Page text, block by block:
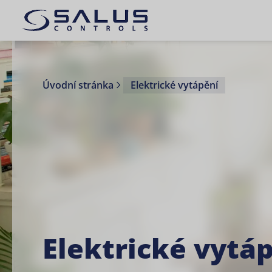
Úvodní stránka Elektrické vytápění
Elektrické